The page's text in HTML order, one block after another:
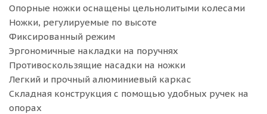
Опорные ножки оснащены цельнолитыми колесами
Ножки, регулируемые по высоте
Фиксированный режим
Эргономичные накладки на поручнях
Противоскользящие насадки на ножки
Легкий и прочный алюминиевый каркас
Складная конструкция с помощью удобных ручек на
опорах